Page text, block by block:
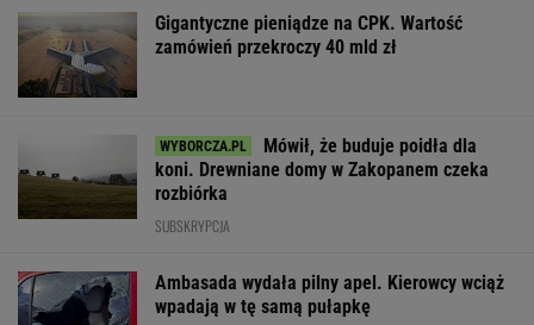
Gigantyczne pieniądze na CPK. Wartość
zamówień przekroczy 40 mld zł
Mówił, że buduje poidła dla
koni. Drewniane domy w Zakopanem czeka
rozbiórka
SUBSKRYPCJA
Ambasada wydała pilny apel. Kierowcy wciąż
wpadają w tę samą pułapkę